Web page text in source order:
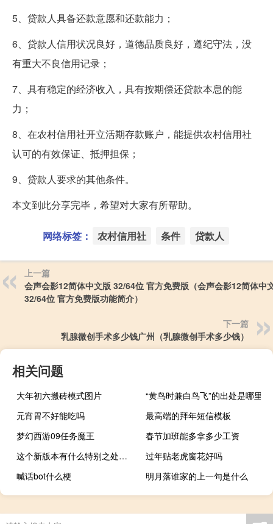
5、贷款人具备还款意愿和还款能力；
6、贷款人信用状况良好，道德品质良好，遵纪守法，没
有重大不良信用记录；
7、具有稳定的经济收入，具有按期偿还贷款本息的能
力；
8、在农村信用社开立活期存款账户，能提供农村信用社
认可的有效保证、抵押担保；
9、贷款人要求的其他条件。
本文到此分享完毕，希望对大家有所帮助。
网络标签： 农村信用社 条件 贷款人
上一篇
会声会影12简体中文版 32/64位 官方免费版（会声会影12简体中
32/64位 官方免费版功能简介）
下一篇
乳腺微创手术多少钱广州（乳腺微创手术多少钱）
相关问题
大年初六搬砖模式图片
“黄鸟时兼白鸟飞”的出处是哪里
元宵胃不好能吃吗
最高端的拜年短信模板
梦幻西游09任务魔王
春节加班能多拿多少工资
这个新版本有什么特别之处它的特点是背面随机出现HONOR的字母
过年贴老虎窗花好吗
喊话bot什么梗
明月落谁家的上一句是什么